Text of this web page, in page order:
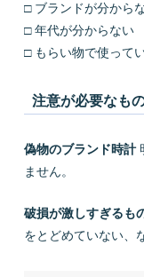
□ ブランドが分から
□ 年代が分からない
□ もらい物で使って
注意が必要なも
偽物のブランド時計
ません。
破損が激しすぎるも
をとどめていない、